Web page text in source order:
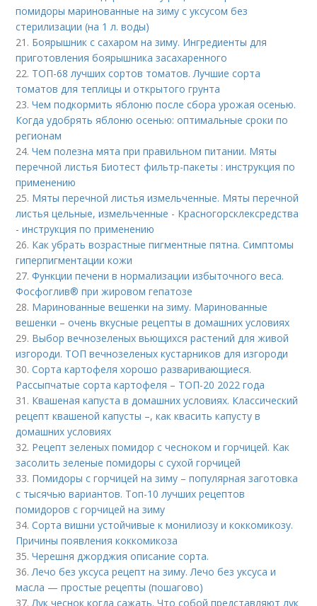
помидоры маринованные на зиму с уксусом без
стерилизации (на 1 л. воды)
21. Боярышник с сахаром на зиму. Ингредиенты для
приготовления боярышника засахаренного
22. ТОП-68 лучших сортов томатов. Лучшие сорта
томатов для теплицы и открытого грунта
23.Чем подкормить яблоню после сбора урожая осенью.
Когда удобрять яблоню осенью: оптимальные сроки по
регионам
24.Чем полезна мята при правильном питании. Мяты
перечной листья Биотест фильтр-пакеты : инструкция по
применению
25. Мяты перечной листья измельченные. Мяты перечной
листья цельные, измельченные - Красногорсклексредства
- инструкция по применению
26. Как убрать возрастные пигментные пятна. Симптомы
гиперпигментации кожи
27.Функции печени в нормализации избыточного веса.
Фосфоглив® при жировом гепатозе
28. Маринованные вешенки на зиму. Маринованные
вешенки – очень вкусные рецепты в домашних условиях
29. Выбор вечнозеленых вьющихся растений для живой
изгороди. ТОП вечнозеленых кустарников для изгороди
30.Сорта картофеля хорошо разваривающиеся.
Рассыпчатые сорта картофеля – ТОП-20 2022 года
31. Квашеная капуста в домашних условиях. Классический
рецепт квашеной капусты –, как квасить капусту в
домашних условиях
32. Рецепт зеленых помидор с чесноком и горчицей. Как
засолить зеленые помидоры с сухой горчицей
33. Помидоры с горчицей на зиму – популярная заготовка
с тысячью вариантов. Топ-10 лучших рецептов
помидоров с горчицей на зиму
34.Сорта вишни устойчивые к монилиозу и коккомикозу.
Причины появления коккомикоза
35.Черешня джорджия описание сорта.
36.Лечо без уксуса рецепт на зиму. Лечо без уксуса и
масла — простые рецепты (пошагово)
37.Лук чеснок когда сажать. Что собой представляют лук